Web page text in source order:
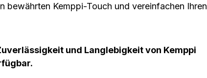
bewährten Kemppi-Touch und vereinfachen Ihren
und Langlebigkeit von Kemppi